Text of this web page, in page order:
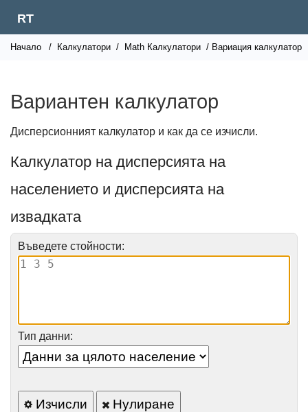
RT
Начало / Калкулатори / Math Калкулатори / Вариация калкулатор
Вариантен калкулатор
Дисперсионният калкулатор и как да се изчисли.
Калкулатор на дисперсията на
населението и дисперсията на
извадката
Въведете стойности:
Тип данни:
Изчисли Нулиране